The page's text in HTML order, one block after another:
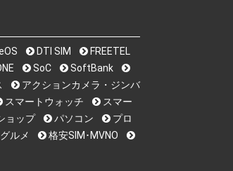
DTI SIM
FREETEL
SoC
SoftBank
アクションカメラ・ジンバ
スマートウォッチ
スマー
ョップ パソコン
プロ
ルメ
格安SIM･MVNO